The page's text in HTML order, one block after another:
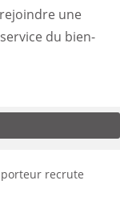
une
du bien-
recrute